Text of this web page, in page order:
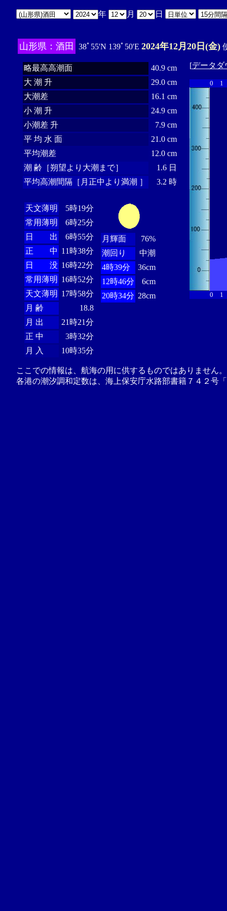
年 月 日
山形県：酒田 38ﾟ55'N 139ﾟ50'E 2024年12月20日(金)
略最高高潮面
40.9 cm
大 潮 升
29.0 cm
大潮差
16.1 cm
小 潮 升
24.9 cm
小潮差 升
7.9 cm
平 均 水 面
21.0 cm
平均潮差
12.0 cm
潮 齢［朔望より大潮まで］
1.6 日
平均高潮間隔［月正中より満潮 ］
3.2 時
天文薄明
5時19分
常用薄明
6時25分
日 出
6時55分
正 中 11時38分
日 没 16時22分
常用薄明 16時52分
天文薄明 17時58分
月 齢
18.8
月 出
21時21分
正 中
3時32分
月 入
10時35分
月輝面
76%
潮回り
中潮
4時39分
36cm
12時46分
6cm
20時34分 28cm
[データダ
0 1
0 1
ここでの情報は、航海の用に供するものではありません
各港の潮汐調和定数は、海上保安庁水路部書籍７４２号